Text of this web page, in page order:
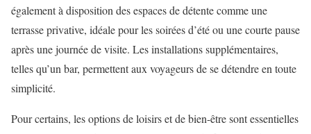
également à disposition des espaces de détente comme une
terrasse privative, idéale pour les soirées d’été ou une courte pause
après une journée de visite. Les installations supplémentaires,
telles qu’un bar, permettent aux voyageurs de se détendre en toute
simplicité.
Pour certains, les options de loisirs et de bien-être sont essentielles